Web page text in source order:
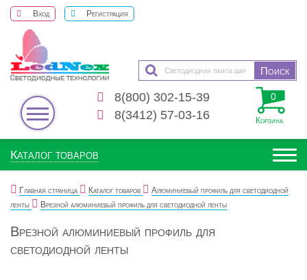
Вход Регистрация
8(800) 302-15-39
8(3412) 57-03-16
0
Корзина
Каталог товаров
Главная страница Каталог товаров
Алюминиевый профиль для светодиодной
ленты
Врезной алюминиевый профиль для светодиодной ленты
Врезной алюминиевый профиль для
светодиодной ленты